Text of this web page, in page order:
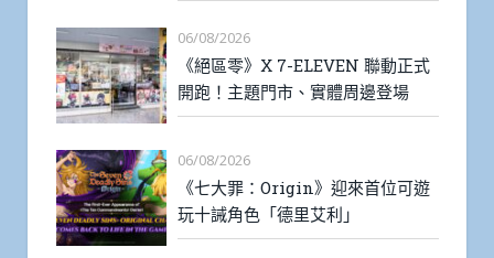
06/08/2026
《絕區零》X 7-ELEVEN 聯動正式
開跑！主題門市、實體周邊登場
06/08/2026
《七大罪：Origin》迎來首位可遊
玩十誡角色「德里艾利」